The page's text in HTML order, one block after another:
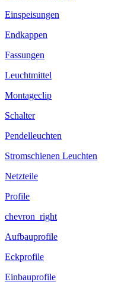
Einspeisungen
Endkappen
Fassungen
Leuchtmittel
Montageclip
Schalter
Pendelleuchten
Stromschienen Leuchten
Netzteile
Profile
chevron_right
Aufbauprofile
Eckprofile
Einbauprofile